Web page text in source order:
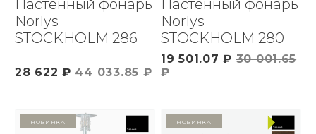
Настенный фонарь
Norlys
STOCKHOLM 286
28 622 ₽44 033.85 ₽
Настенный фонарь
Norlys
STOCKHOLM 280
19 501.07 ₽30 001.65
₽
Новинка Новинка